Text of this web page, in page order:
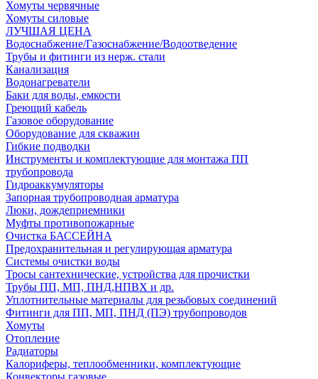
Хомуты червячные
Хомуты силовые
ЛУЧШАЯ ЦЕНА
Водоснабжение/Газоснабжение/Водоотведение
Трубы и фитинги из нерж. стали
Канализация
Водонагреватели
Баки для воды, емкости
Греющий кабель
Газовое оборудование
Оборудование для скважин
Гибкие подводки
Инструменты и комплектующие для монтажа ПП
трубопровода
Гидроаккумуляторы
Запорная трубопроводная арматура
Люки, дождеприемники
Муфты противопожарные
Очистка БАССЕЙНА
Предохранительная и регулирующая арматура
Системы очистки воды
Тросы сантехнические, устройства для прочистки
Трубы ПП, МП, ПНД,НПВХ и др.
Уплотнительные материалы для резьбовых соединений
Фитинги для ПП, МП, ПНД (ПЭ) трубопроводов
Хомуты
Отопление
Радиаторы
Калориферы, теплообменники, комплектующие
Конвекторы газовые